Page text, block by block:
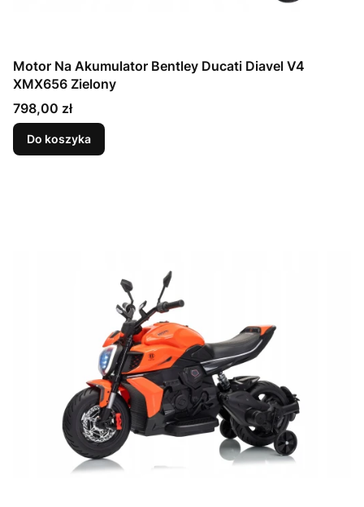
Motor Na Akumulator Bentley Ducati Diavel V4
XMX656 Zielony
Cena
798,00 zł
Do koszyka